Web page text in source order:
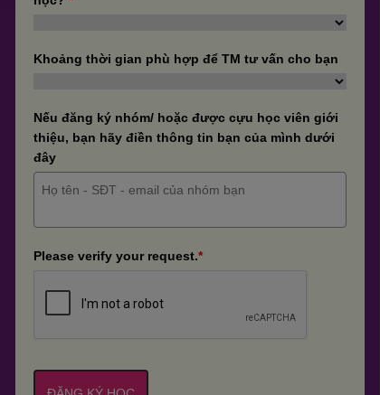
Khoảng thời gian phù hợp để TM tư vấn cho bạn
Nếu đăng ký nhóm/ hoặc được cựu học viên giới
thiệu, bạn hãy điền thông tin bạn của mình dưới
đây
Please verify your request.*